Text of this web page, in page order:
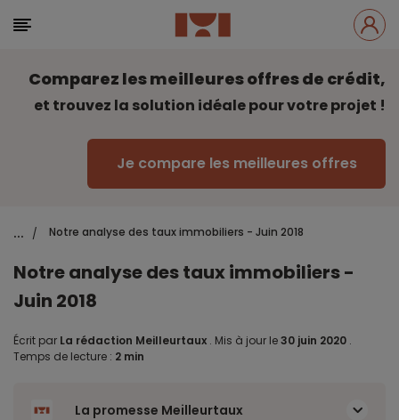
Comparez les meilleures offres de crédit,
et trouvez la solution idéale pour votre projet !
Je compare les meilleures offres
... / Notre analyse des taux immobiliers - Juin 2018
Notre analyse des taux immobiliers -
Juin 2018
Écrit par La rédaction Meilleurtaux . Mis à jour le30 juin 2020 .
Temps de lecture : 2 min
La promesse Meilleurtaux